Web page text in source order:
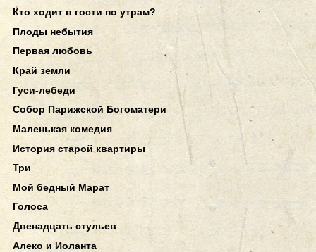
Кто ходит в гости по утрам?
Плоды небытия
Первая любовь
Край земли
Гуси-лебеди
Собор Парижской Богоматери
Маленькая комедия
История старой квартиры
Три
Мой бедный Марат
Голоса
Двенадцать стульев
Алеко и Иоланта